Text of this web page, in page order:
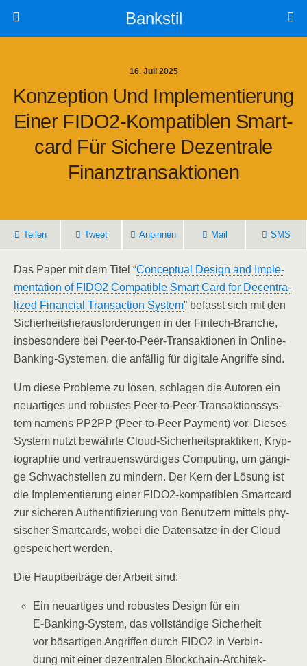
Bankstil
16. Juli 2025
Kon­zep­ti­on Und Imple­men­tie­rung
Einer FIDO2-Kom­pa­ti­blen Smart­
Card Für Siche­re Dezen­tra­le
Finanztransaktionen
Tei­len Tweet Anpin­nen Mail SMS
Das Paper mit dem Titel “Con­cep­tu­al Design and Imple­
men­ta­ti­on of FIDO2 Com­pa­ti­ble Smart Card for Decen­tra­
li­zed Finan­cial Tran­sac­tion Sys­tem” befasst sich mit den
Sicher­heits­her­aus­for­de­run­gen in der Fin­tech-Bran­che,
ins­be­son­de­re bei Peer-to-Peer-Trans­ak­tio­nen in Online-
Ban­king-Sys­te­men, die anfäl­lig für digi­ta­le Angrif­fe sind.
Um die­se Pro­ble­me zu lösen, schla­gen die Autoren ein
neu­ar­ti­ges und robus­tes Peer-to-Peer-Trans­ak­ti­ons­sys­
tem namens PP2PP (Peer-to-Peer Pay­ment) vor. Die­ses
Sys­tem nutzt bewähr­te Cloud-Sicher­heits­prak­ti­ken, Kryp­
to­gra­phie und ver­trau­ens­wür­di­ges Com­pu­ting, um gän­gi­
ge Schwach­stel­len zu min­dern. Der Kern der Lösung ist
die Imple­men­tie­rung einer FIDO2-kom­pa­ti­blen Smart­card
zur siche­ren Authen­ti­fi­zie­rung von Benut­zern mit­tels phy­
si­scher Smart­cards, wobei die Daten­sät­ze in der Cloud
gespei­chert werden.
Die Haupt­bei­trä­ge der Arbeit sind:
Ein neu­ar­ti­ges und robus­tes Design für ein
E‑Ban­king-Sys­tem, das voll­stän­di­ge Sicher­heit
vor bös­ar­ti­gen Angrif­fen durch FIDO2 in Ver­bin­
dung mit einer dezen­tra­len Block­chain-Archi­tek­